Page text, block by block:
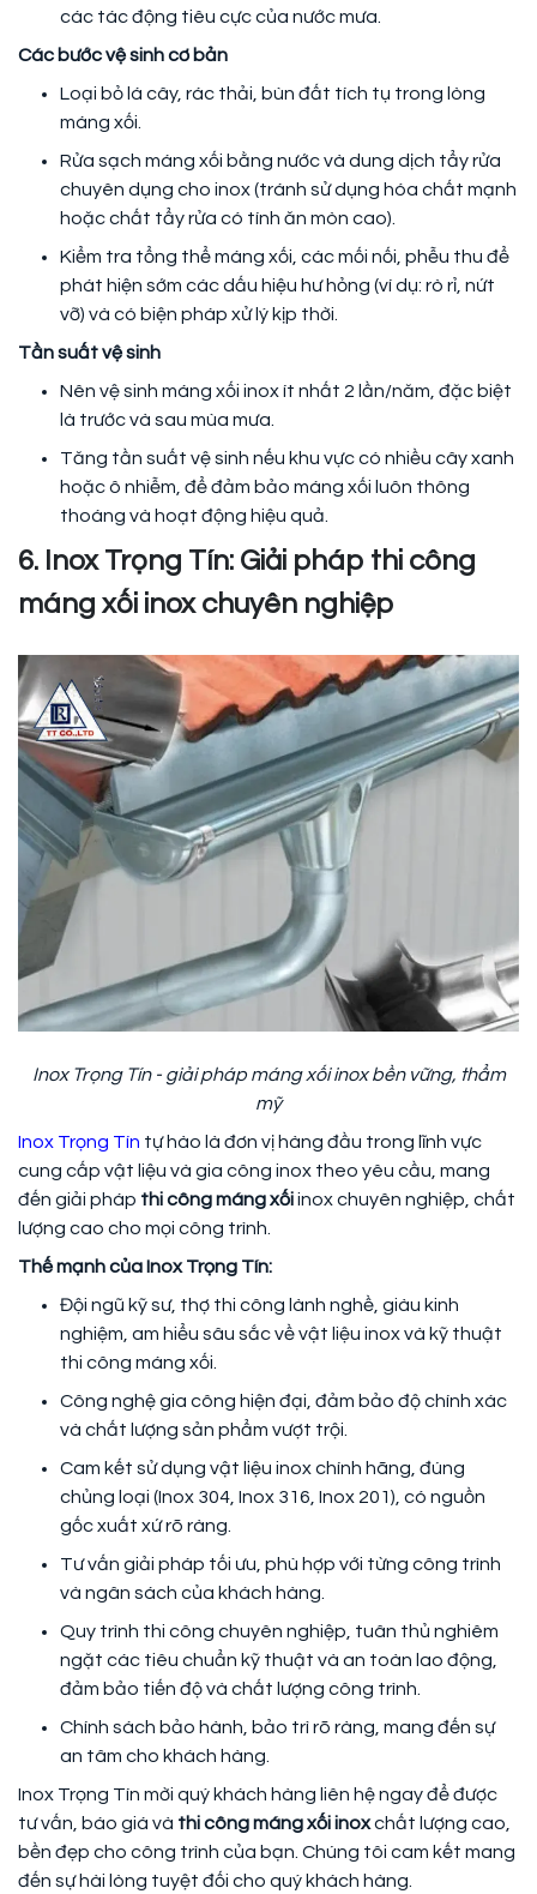
các tác động tiêu cực của nước mưa.
Các bước vệ sinh cơ bản
Loại bỏ lá cây, rác thải, bùn đất tích tụ trong lòng
máng xối.
Rửa sạch máng xối bằng nước và dung dịch tẩy rửa
chuyên dụng cho inox (tránh sử dụng hóa chất mạnh
hoặc chất tẩy rửa có tính ăn mòn cao).
Kiểm tra tổng thể máng xối, các mối nối, phễu thu để
phát hiện sớm các dấu hiệu hư hỏng (ví dụ: rò rỉ, nứt
vỡ) và có biện pháp xử lý kịp thời.
Tần suất vệ sinh
Nên vệ sinh máng xối inox ít nhất 2 lần/năm, đặc biệt
là trước và sau mùa mưa.
Tăng tần suất vệ sinh nếu khu vực có nhiều cây xanh
hoặc ô nhiễm, để đảm bảo máng xối luôn thông
thoáng và hoạt động hiệu quả.
6. Inox Trọng Tín: Giải pháp thi công
máng xối inox chuyên nghiệp
Inox Trọng Tín - giải pháp máng xối inox bền vững, thẩm
mỹ
Inox Trọng Tín tự hào là đơn vị hàng đầu trong lĩnh vực
cung cấp vật liệu và gia công inox theo yêu cầu, mang
đến giải pháp thi công máng xốiinox chuyên nghiệp, chất
lượng cao cho mọi công trình.
Thế mạnh của Inox Trọng Tín:
Đội ngũ kỹ sư, thợ thi công lành nghề, giàu kinh
nghiệm, am hiểu sâu sắc về vật liệu inox và kỹ thuật
thi công máng xối.
Công nghệ gia công hiện đại, đảm bảo độ chính xác
và chất lượng sản phẩm vượt trội.
Cam kết sử dụng vật liệu inox chính hãng, đúng
chủng loại (Inox 304, Inox 316, Inox 201), có nguồn
gốc xuất xứ rõ ràng.
Tư vấn giải pháp tối ưu, phù hợp với từng công trình
và ngân sách của khách hàng.
Quy trình thi công chuyên nghiệp, tuân thủ nghiêm
ngặt các tiêu chuẩn kỹ thuật và an toàn lao động,
đảm bảo tiến độ và chất lượng công trình.
Chính sách bảo hành, bảo trì rõ ràng, mang đến sự
an tâm cho khách hàng.
Inox Trọng Tín mời quý khách hàng liên hệ ngay để được
tư vấn, báo giá và thi công máng xối inoxchất lượng cao,
bền đẹp cho công trình của bạn. Chúng tôi cam kết mang
đến sự hài lòng tuyệt đối cho quý khách hàng.